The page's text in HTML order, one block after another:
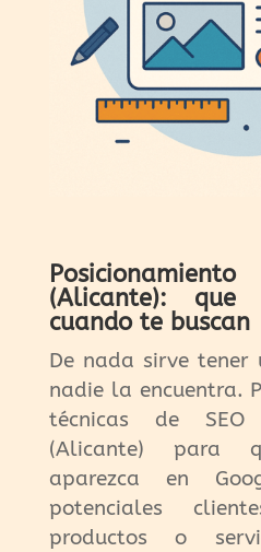
(Alicante): que
cuando te buscan
De nada sirve tener
nadie la encuentra.
técnicas de
(Alicante) para
aparezca en
potenciales
productos o